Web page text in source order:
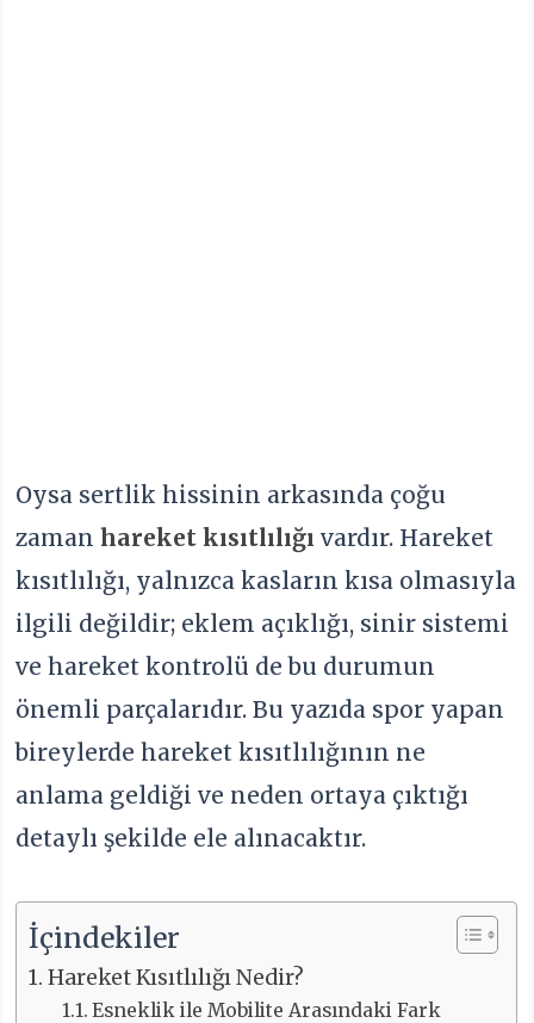
Oysa sertlik hissinin arkasında çoğu
zamanhareket kısıtlılığı vardır. Hareket
kısıtlılığı, yalnızca kasların kısa olmasıyla
ilgili değildir; eklem açıklığı, sinir sistemi
ve hareket kontrolü de bu durumun
önemli parçalarıdır. Bu yazıda spor yapan
bireylerde hareket kısıtlılığının ne
anlama geldiği ve neden ortaya çıktığı
detaylı şekilde ele alınacaktır.
İçindekiler
Hareket Kısıtlılığı Nedir?
Esneklik ile Mobilite Arasındaki Fark